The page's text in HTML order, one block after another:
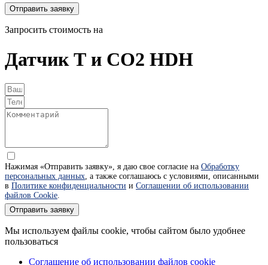
Отправить заявку
Запросить стоимость на
Датчик Т и CO2 HDH
Нажимая «Отправить заявку», я даю свое согласие на Обработку
персональных данных , а также соглашаюсь с условиями, описанными
в Политике конфиденциальности и Соглашении об использовании
файлов Cookie
Отправить заявку
Мы используем файлы cookie, чтобы сайтом было удобнее
пользоваться
Соглашение об использовании файлов cookie